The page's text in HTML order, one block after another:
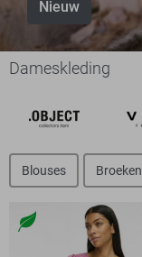
Nieuw
Dameskleding
Blouses Broeken